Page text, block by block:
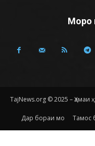
Моро
TajNews.org © 2025 – Ҳамаи
Дар бораи мо Тамос